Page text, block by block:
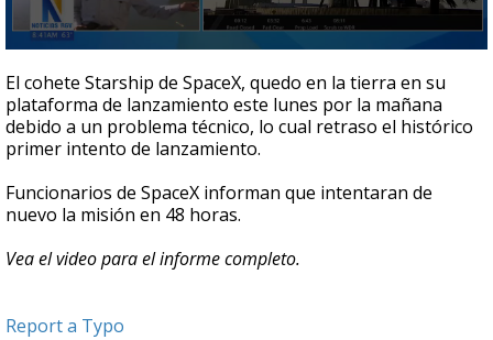
seconds
of
4
minutes,
17
seconds
El cohete Starship de SpaceX, quedo en la tierra en su
plataforma de lanzamiento este lunes por la mañana
debido a un problema técnico, lo cual retraso el histórico
primer intento de lanzamiento.
Funcionarios de SpaceX informan que intentaran de
nuevo la misión en 48 horas.
Vea el video para el informe completo.
Report a Typo